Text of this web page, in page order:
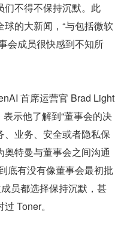
们不得不保持沉默。此
的大新闻，“与包括微软
会成员很快感到不知所
首席运营官 Brad Light
示他了解到“董事会的决
业务、安全或者隐私保
特曼与董事会之间沟通
底有没有像董事会最初批
员都选择保持沉默，甚
Toner。